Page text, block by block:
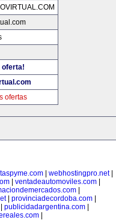
oferta!
ofertas
| webhostingpro.net|
ventadeautomoviles.com
|
| provinciadecordoba.com
publicidadargentina.com
|